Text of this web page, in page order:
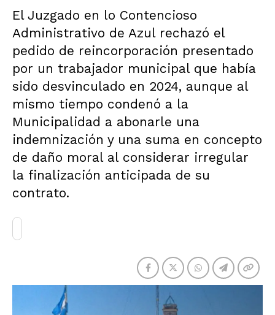
El Juzgado en lo Contencioso
Administrativo de Azul rechazó el
pedido de reincorporación presentado
por un trabajador municipal que había
sido desvinculado en 2024, aunque al
mismo tiempo condenó a la
Municipalidad a abonarle una
indemnización y una suma en concepto
de daño moral al considerar irregular
la finalización anticipada de su
contrato.